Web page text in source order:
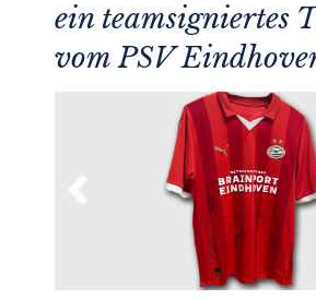
ein teamsigniertes
vom PSV